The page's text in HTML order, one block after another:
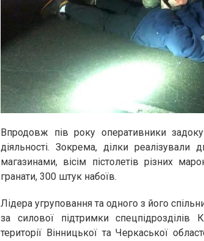
Впродовж пів року оперативники
діяльності. Зокрема, ділки
магазинами, вісім пістолетів різних
гранати, 300 штук набоїв.
Лідера угруповання та одного з його
за силової підтримки
території Вінницької та Черкаської